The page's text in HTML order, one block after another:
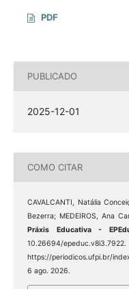
PDF
PUBLICADO
2025-12-01
COMO CITAR
CAVALCANTI, Natália
Bezerra; MEDEIROS, Ana
Práxis Educativa -
10.26694/
https://periodicos.ufpi.br/
6 ago. 2026.